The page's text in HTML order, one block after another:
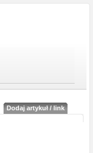
Dodaj artykuł / link